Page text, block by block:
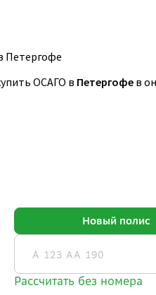
Петергофе
ОСАГО в Петергофе в